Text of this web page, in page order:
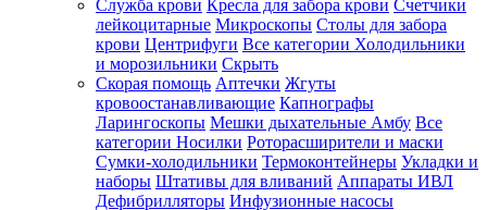
Служба крови Кресла для забора крови Счетчики
лейкоцитарные Микроскопы Столы для забора
крови Центрифуги Все категории Холодильники
и морозильники Скрыть
Скорая помощь Аптечки Жгуты
кровоостанавливающие Капнографы
Ларингоскопы Мешки дыхательные Амбу Все
категории Носилки Роторасширители и маски
Сумки-холодильники Термоконтейнеры Укладки и
наборы Штативы для вливаний Аппараты ИВЛ
Дефибрилляторы Инфузионные насосы